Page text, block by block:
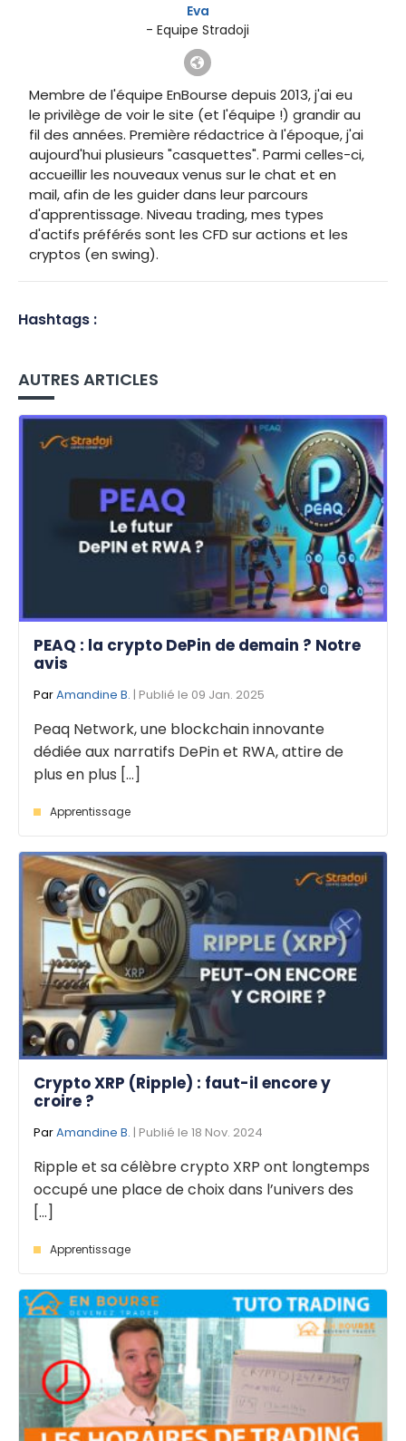
Eva
- Equipe Stradoji
Membre de l'équipe EnBourse depuis 2013, j'ai eu
le privilège de voir le site (et l'équipe !) grandir au
fil des années. Première rédactrice à l'époque, j'ai
aujourd'hui plusieurs "casquettes". Parmi celles-ci,
accueillir les nouveaux venus sur le chat et en
mail, afin de les guider dans leur parcours
d'apprentissage. Niveau trading, mes types
d'actifs préférés sont les CFD sur actions et les
cryptos (en swing).
Hashtags :
AUTRES ARTICLES
PEAQ : la crypto DePin de demain ? Notre
avis
ParAmandine B. | Publié le 09 Jan. 2025
Peaq Network, une blockchain innovante
dédiée aux narratifs DePin et RWA, attire de
plus en plus [...]
Apprentissage
Crypto XRP (Ripple) : faut-il encore y
croire ?
ParAmandine B. | Publié le 18 Nov. 2024
Ripple et sa célèbre crypto XRP ont longtemps
occupé une place de choix dans l’univers des
[...]
Apprentissage